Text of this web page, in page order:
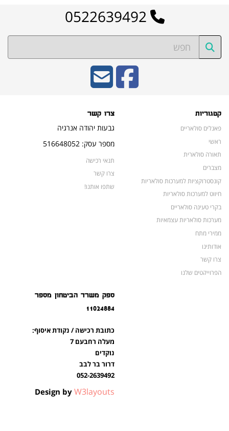
קטגוריות
פאנלים סולאריים
ראשי
תאורה סולארית
מצברים
קונסטרוקציות למערכות סולאריות
חיווט למערכות סולאריות
בקרי טעינה סולאריים
מערכות סולאריות עצמאיות
ממירי מתח
אודותינו
צרו קשר
הפרוייקטים שלנו
צרו קשר
גבעות יהודה אנרגיה
מספר עסק: 516648052
תנאי רכישה
צרו קשר
שתפו אותנו!
ספק משרד הביטחון מספר
11024884
כתובת רכישה / נקודת איסוף:
מעלה רחבעם 7
נוקדים
דרור בר לבב
052-2639492
Design by W3layouts